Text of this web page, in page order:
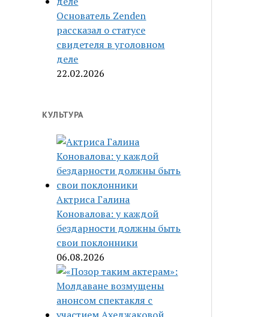
Основатель Zenden
рассказал о статусе
свидетеля в уголовном
деле
22.02.2026
КУЛЬТУРА
Актриса Галина
Коновалова: у каждой
бездарности должны быть
свои поклонники
06.08.2026